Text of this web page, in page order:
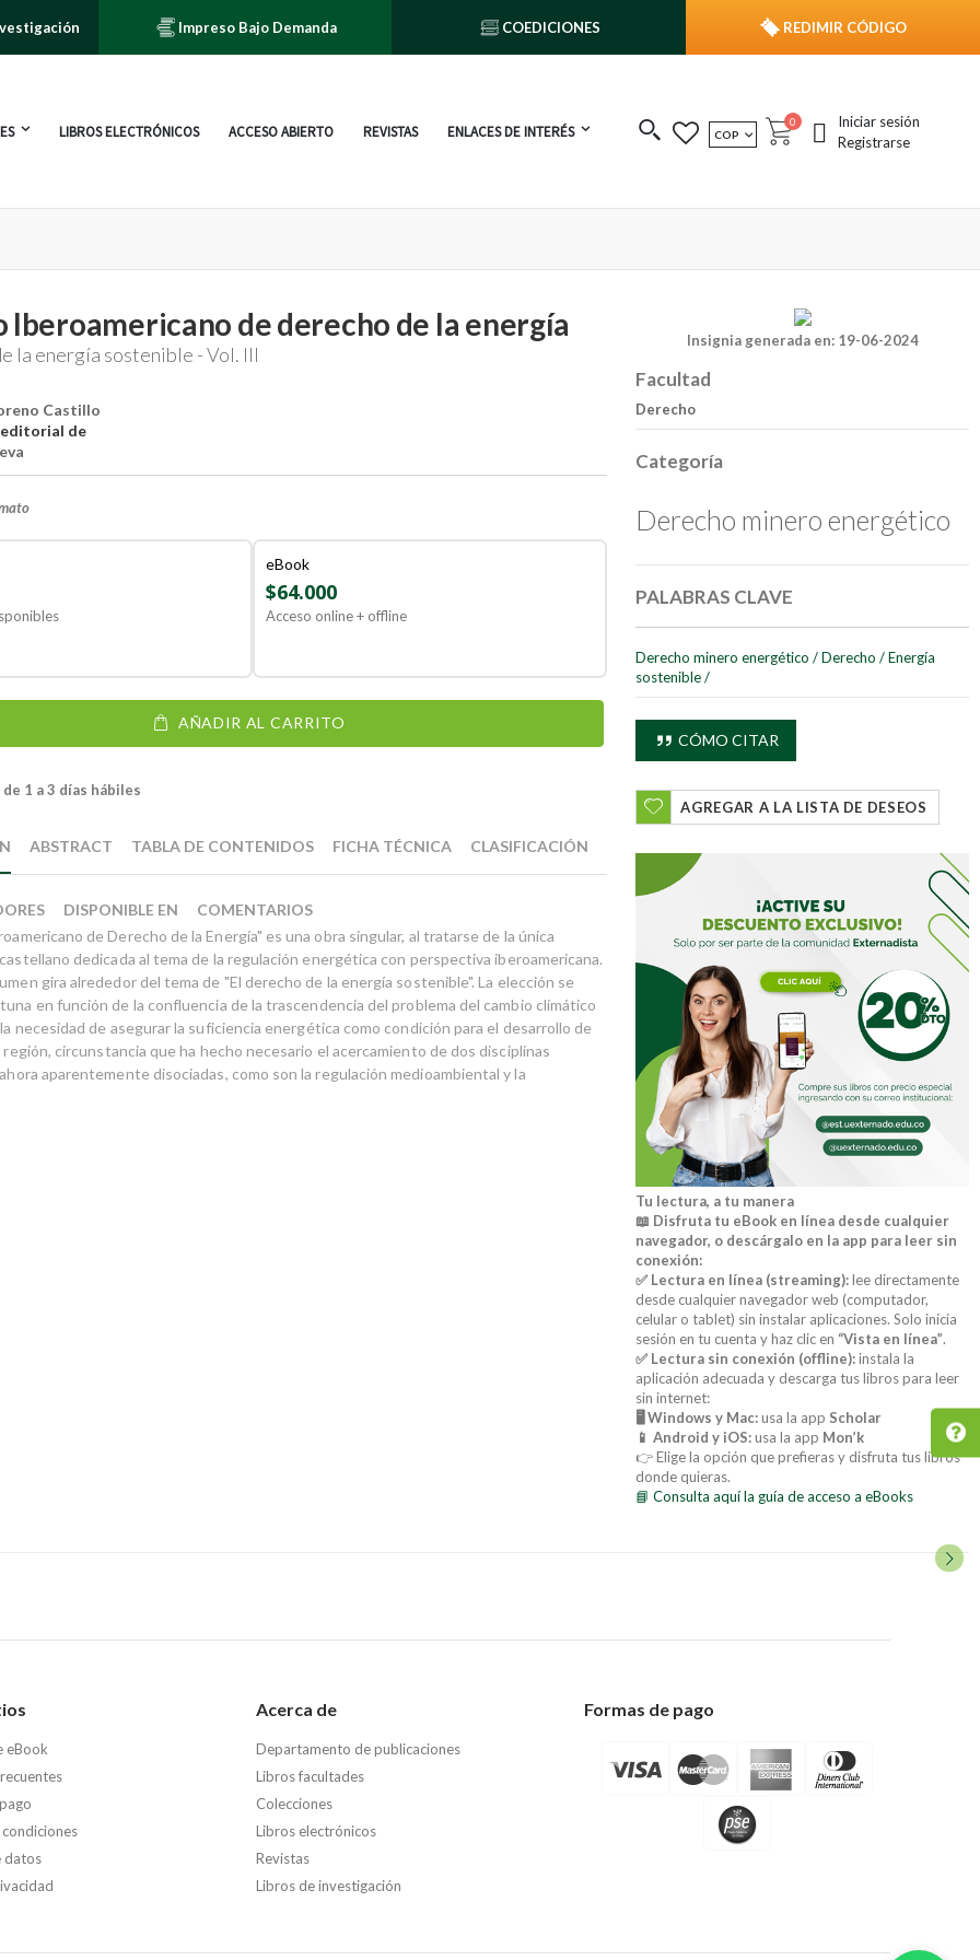
Impreso Bajo Demanda COEDICIONES REDIMIR CÓDIGO
LIBROS ELECTRÓNICOS ACCESO ABIERTO REVISTAS ENLACES DE INTERÉS MONEDA
COP Cart
0 publicacionesIniciar sesión
Registrarse
Iberoamericano de derecho de la energía
la energía sostenible - Vol. III
Castillo
de
eBook
$64.000
Acceso online + offline
AÑADIR AL CARRITO
1 a 3 días hábiles
de Derecho de la Energía" es una obra singular, al tratarse de la única
dedicada al tema de la regulación energética con perspectiva iberoamericana.
gira alrededor del tema de "El derecho de la energía sostenible". La elección se
en función de la confluencia de la trascendencia del problema del cambio climático
necesidad de asegurar la suficiencia energética como condición para el desarrollo de
región, circunstancia que ha hecho necesario el acercamiento de dos disciplinas
aparentemente disociadas, como son la regulación medioambiental y la
ABSTRACT TABLA DE CONTENIDOS FICHA TÉCNICA CLASIFICACIÓN
DISPONIBLE EN COMENTARIOS
Insignia generada en: 19-06-2024
Facultad
Derecho
Categoría
Derecho minero energético
PALABRAS CLAVE
Derecho minero energético / Derecho / Energía
sostenible /
CÓMO CITAR
AGREGAR A LA LISTA DE DESEOS
Tu lectura, a tu manera
📖 Disfruta tu eBook en línea desde cualquier
navegador, o descárgalo en la app para leer sin
conexión:
✅ Lectura en línea (streaming):lee directamente
desde cualquier navegador web (computador,
celular o tablet) sin instalar aplicaciones. Solo inicia
sesión en tu cuenta y haz clic en “Vista en línea”.
✅ Lectura sin conexión (offline):instala la
aplicación adecuada y descarga tus libros para leer
sin internet:
🖥️ Windows y Mac:usa la app Scholar
📱 Android y iOS:usa la app Mon’k
👉 Elige la opción que prefieras y disfruta tus libros
donde quieras.
📘 Consulta aquí la guía de acceso a eBooks
eBook
datos
Acerca de
Departamento de publicaciones
Libros facultades
Colecciones
Libros electrónicos
Revistas
Libros de investigación
Formas de pago